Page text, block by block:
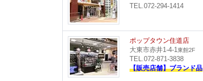
TEL.072-294-1414
ポップタウン住道店
大東市赤井1-4-1東館2F
TEL.072-871-3838
【販売店舗】ブランド品